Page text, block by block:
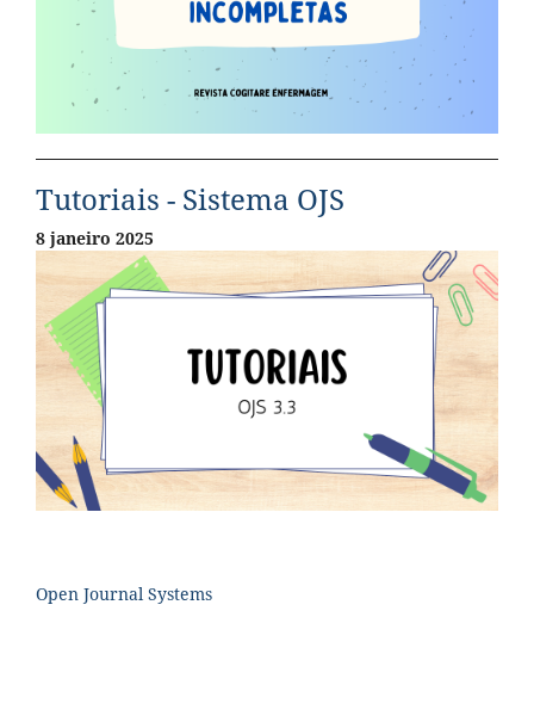
Tutoriais - Sistema OJS
8 janeiro 2025
Open Journal Systems